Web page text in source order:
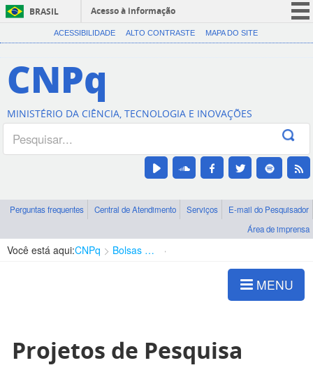
BRASIL
Acesso à informação
CORONAVÍRUS (COVID-19)
Canais
ACESSIBILIDADE ALTO CONTRASTE MAPA DO SITE
CNPq
MINISTÉRIO DA CIÊNCIA, TECNOLOGIA E INOVAÇÕES
Perguntas frequentes Central de Atendimento Serviços
E-mail do Pesquisador
Área de imprensa
Você está aqui:CNPq Bolsas e Auxílios Vigentes
MENU
Projetos de Pesquisa